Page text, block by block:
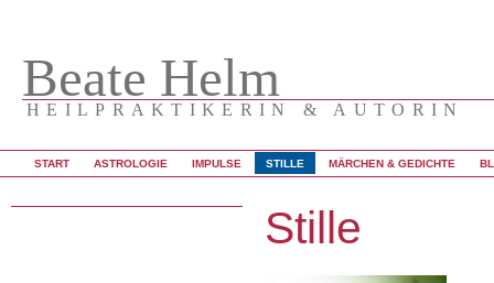
Beate Helm
HEILPRAKTIKERIN & AUTORIN
START ASTROLOGIE IMPULSE STILLE MÄRCHEN & GEDICHTE
Stille